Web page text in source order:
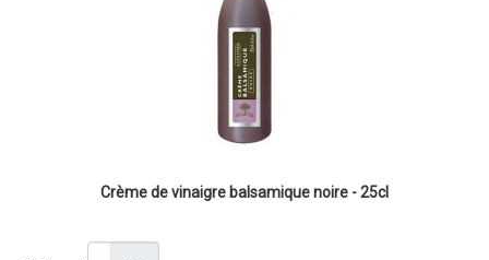
Crème de vinaigre balsamique noire - 25cl